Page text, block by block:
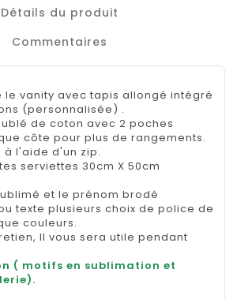
Détails du produit
Commentaires
le vanity avec tapis allongé intégré
(personnalisée) .
de coton avec 2 poches
côte pour plus de rangements.
l'aide d'un zip.
serviettes 30cm X 50cm
et le prénom brodé
texte plusieurs choix de police de
couleurs.
Il vous sera utile pendant
( motifs en sublimation et